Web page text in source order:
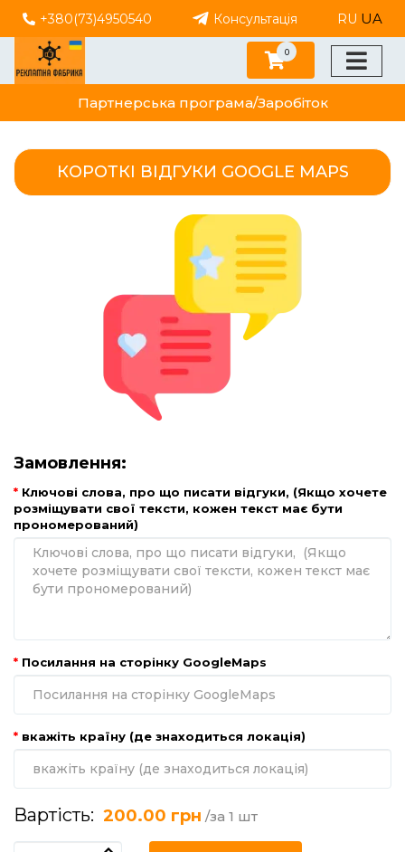
+380(73)4950540 Консультація RU UA
Партнерська програма/Заробіток
0
КОРОТКІ ВІДГУКИ GOOGLE MAPS
Замовлення:
Ключові слова, про що писати відгуки, (Якщо хочете
розміщувати свої тексти, кожен текст має бути
прономерований)
Посилання на сторінку GoogleMaps
вкажіть країну (де знаходиться локація)
Вартість: 200.00 грн /за 1 шт